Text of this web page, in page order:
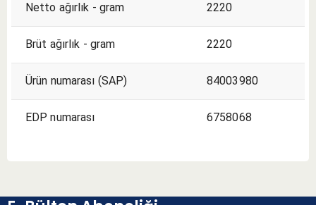
Netto ağırlık - gram 2220
Brüt ağırlık - gram 2220
Ürün numarası (SAP) 84003980
EDP numarası 6758068